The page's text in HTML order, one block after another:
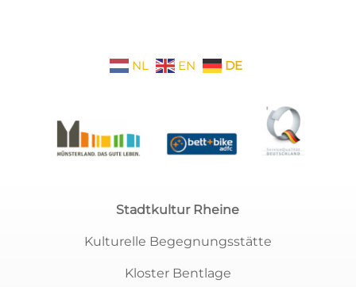
NL EN DE
Stadtkultur Rheine
Kulturelle Begegnungsstätte
Kloster Bentlage